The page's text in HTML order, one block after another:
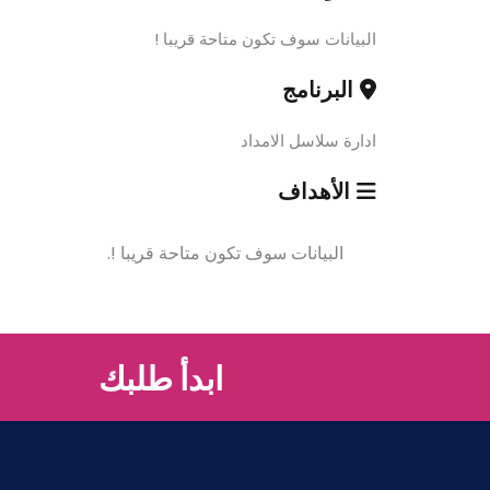
البيانات سوف تكون متاحة قريبا !
البرنامج
ادارة سلاسل الامداد
الأهداف
البيانات سوف تكون متاحة قريبا !.
ابدأ طلبك